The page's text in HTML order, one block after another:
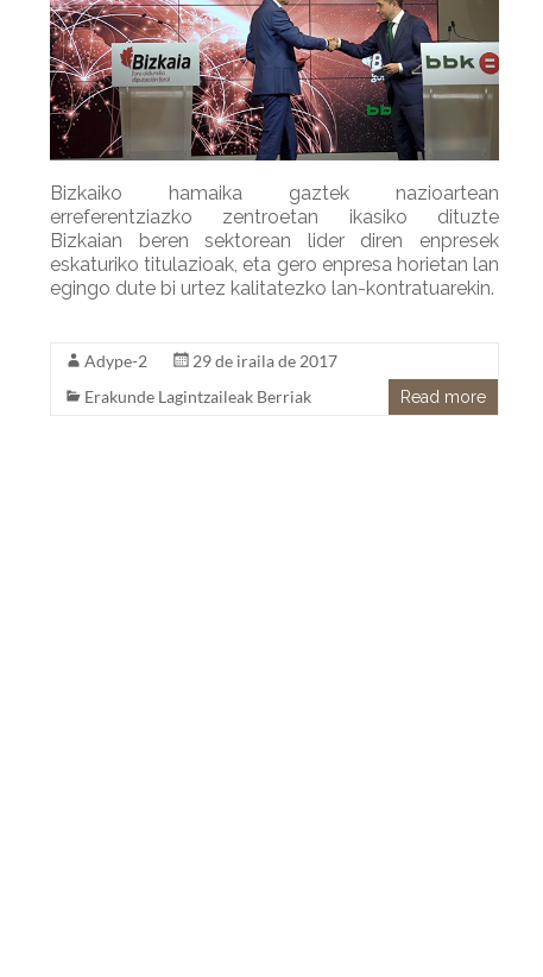
Bizkaiko hamaika gaztek nazioartean
erreferentziazko zentroetan ikasiko dituzte
Bizkaian beren sektorean lider diren enpresek
eskaturiko titulazioak, eta gero enpresa horietan lan
egingo dute bi urtez kalitatezko lan-kontratuarekin.
Adype-2
29 de iraila de 2017
Erakunde Lagintzaileak Berriak
Read more